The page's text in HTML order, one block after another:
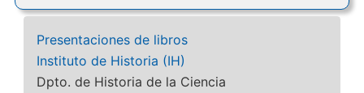
Presentaciones de libros
Instituto de Historia (IH)
Dpto. de Historia de la Ciencia